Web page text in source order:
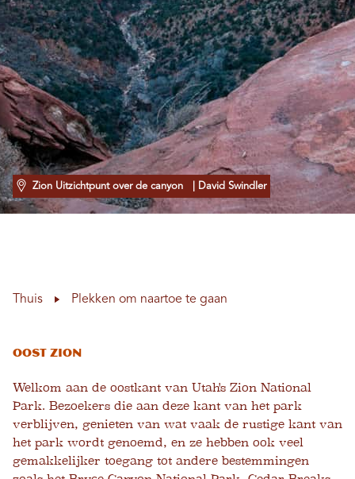
Zion Uitzichtpunt over de canyon | David Swindler
Thuis Plekken om naartoe te gaan
Oost Zion
Welkom aan de oostkant van Utah's Zion National
Park. Bezoekers die aan deze kant van het park
verblijven, genieten van wat vaak de rustige kant van
het park wordt genoemd, en ze hebben ook veel
gemakkelijker toegang tot andere bestemmingen